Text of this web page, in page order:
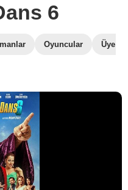
6
Oyuncular Üye